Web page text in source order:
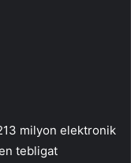
milyon elektronik
tebligat